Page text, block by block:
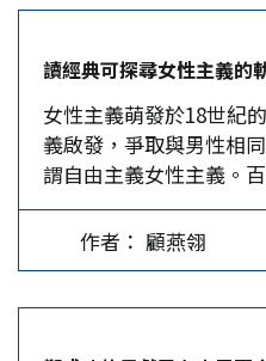
紀念日」，至今仍未忘
北京會試的舉人康有為
消息後，集合了18省舉
陳「割地之事小，亡國
主張變法圖強。 參加會
上書都察院代奏：「今
人，數千百萬生靈皆北
倭人之肉，各懷不共戴
而後已…以全台之地使之
讀經典可探尋女性主義的
女性主義萌發於18世紀
義啟發，爭取與男性相
謂自由主義女性主義。
女性主義者力主以「合
私的個人主義」，將女
出來。20世紀末，年輕
解女性主義 女性主義理
作者： 顧燕翎